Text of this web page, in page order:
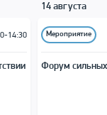
14:30
14 августа
Мероприятие
Форум